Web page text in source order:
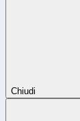
Chiudi